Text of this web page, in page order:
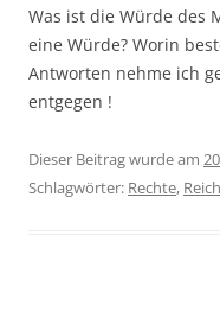
Was ist die Würde des
eine Würde? Worin
Antworten nehme ich
entgegen !
Dieser Beitrag wurde am
Schlagwörter: Rechte,